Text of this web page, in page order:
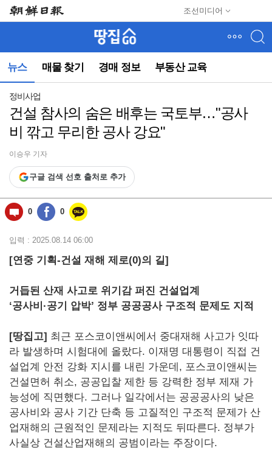
조선미디어
뉴스 매물 찾기 경매 정보 부동산 교육
뉴
(컨
동)
정비사업
건설 참사의 숨은 배후는 국토부…"공사
비 깎고 무리한 공사 강요"
이승우 기자
구글 검색 선호 출처로 추가
0 0
입력 : 2025.08.14 06:00
[연중 기획-건설 재해 제로(0)의 길]
거듭된 산재 사고로 위기감 퍼진 건설업계
‘공사비·공기 압박’ 정부 공공공사 구조적 문제도 지적
[땅집고] 최근 포스코이앤씨에서 중대재해 사고가 잇따
라 발생하며 시험대에 올랐다. 이재명 대통령이 직접 건
설업계 안전 강화 지시를 내린 가운데, 포스코이앤씨는
건설면허 취소, 공공입찰 제한 등 강력한 정부 제재 가
능성에 직면했다. 그러나 일각에서는 공공공사의 낮은
공사비와 공사 기간 단축 등 고질적인 구조적 문제가 산
업재해의 근원적인 문제라는 지적도 뒤따른다. 정부가
사실상 건설산업재해의 공범이라는 주장이다.